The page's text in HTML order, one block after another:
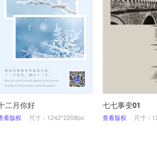
二月你好
看版权 尺寸：1242*2208px
七七事变01
查看版权 尺寸：